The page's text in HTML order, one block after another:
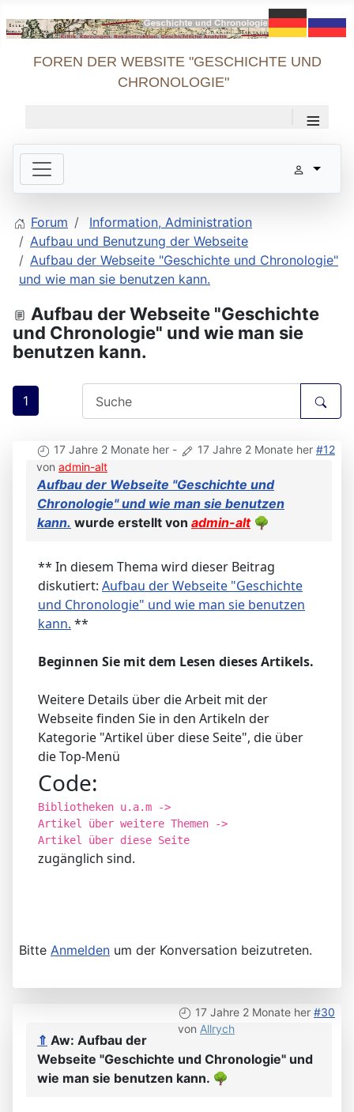
FOREN DER WEBSITE "GESCHICHTE UND
CHRONOLOGIE"
≡
Forum
Information, Administration
Aufbau und Benutzung der Webseite
Aufbau der Webseite "Geschichte und Chronologie"
und wie man sie benutzen kann.
Aufbau der Webseite "Geschichte
und Chronologie" und wie man sie
benutzen kann.
1
17 Jahre 2 Monate her - 17 Jahre 2 Monate her #12
von admin-alt
Aufbau der Webseite "Geschichte und
Chronologie" und wie man sie benutzen
kann. wurde erstellt von admin-alt 🌳
** In diesem Thema wird dieser Beitrag
diskutiert: Aufbau der Webseite "Geschichte
und Chronologie" und wie man sie benutzen
kann. **
Beginnen Sie mit dem Lesen dieses Artikels.
Weitere Details über die Arbeit mit der
Webseite finden Sie in den Artikeln der
Kategorie "Artikel über diese Seite", die über
die Top-Menü
Code:
Bibliotheken u.a.m ->
Artikel über weitere Themen ->
Artikel über diese Seite
zugänglich sind.
Bitte Anmelden um der Konversation beizutreten.
17 Jahre 2 Monate her #30
von Allrych
⇑ Aw: Aufbau der
Webseite "Geschichte und Chronologie" und
wie man sie benutzen kann. 🌳